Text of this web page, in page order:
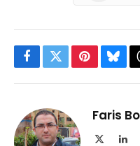
Facebook
TwitterPinterest
Faris